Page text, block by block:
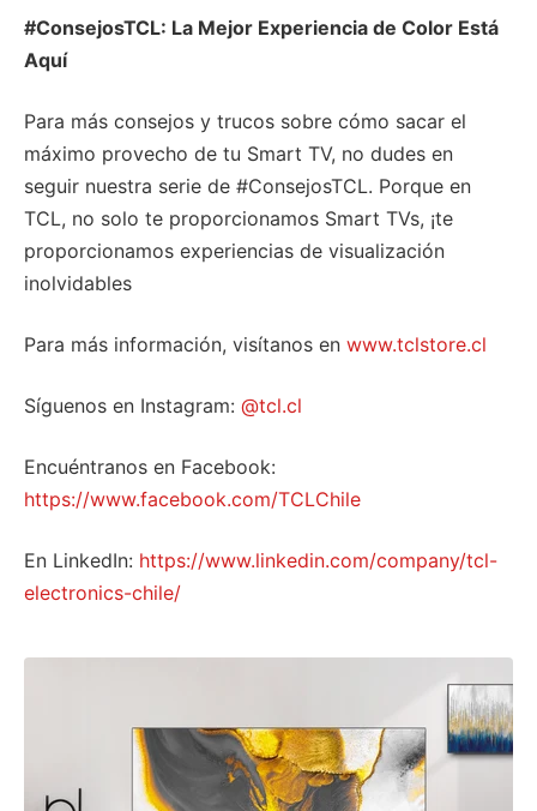
#ConsejosTCL: La Mejor Experiencia de Color Está
Aquí
Para más consejos y trucos sobre cómo sacar el
máximo provecho de tu Smart TV, no dudes en
seguir nuestra serie de #ConsejosTCL. Porque en
TCL, no solo te proporcionamos Smart TVs, ¡te
proporcionamos experiencias de visualización
inolvidables
Para más información, visítanos en www.tclstore.cl
Síguenos en Instagram: @tcl.cl
Encuéntranos en Facebook:
https://www.facebook.com/TCLChile
En LinkedIn: https://www.linkedin.com/company/tcl-
electronics-chile/